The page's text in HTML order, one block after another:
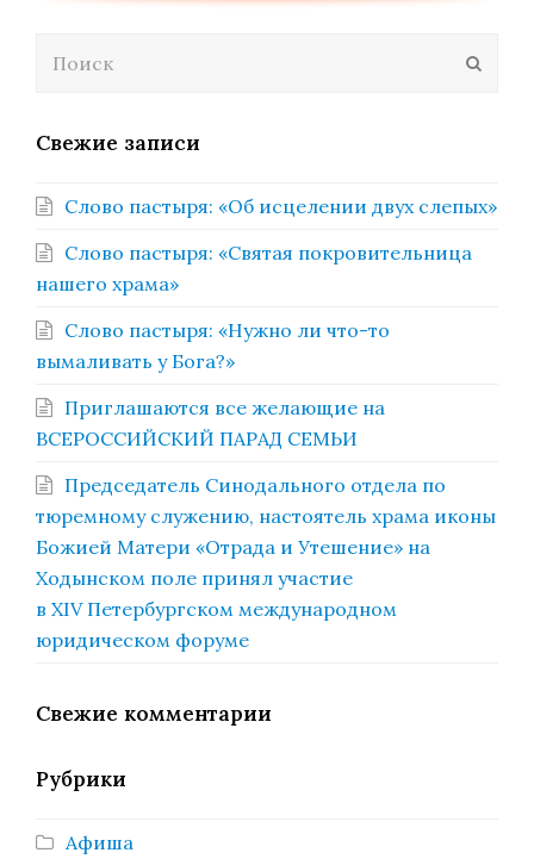
Свежие записи
Слово пастыря: «Об исцелении двух слепых»
Слово пастыря: «Святая покровительница
нашего храма»
Слово пастыря: «Нужно ли что-то
вымаливать у Бога?»
Приглашаются все желающие на
ВСЕРОССИЙСКИЙ ПАРАД СЕМЬИ
Председатель Синодального отдела по
тюремному служению, настоятель храма иконы
Божией Матери «Отрада и Утешение» на
Ходынском поле принял участие
в XIV Петербургском международном
юридическом форуме
Свежие комментарии
Рубрики
Афиша